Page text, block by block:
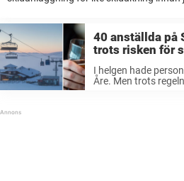
40 anställda på
trots risken för
”Hoppas de
I helgen hade
Åre. Men trots